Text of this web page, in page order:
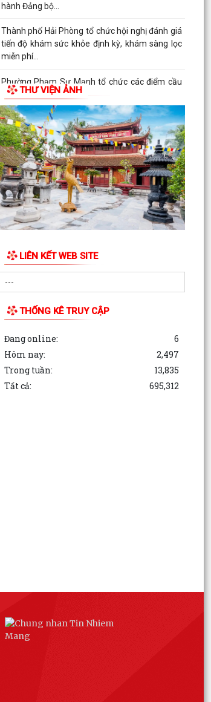
hành Đảng bộ...
Thành phố Hải Phòng tổ chức hội nghị đánh giá
tiến độ khám sức khỏe định kỳ, khám sàng lọc
miễn phí...
Phường Phạm Sư Mạnh tổ chức các điểm cầu
tham dự Hội nghị trực tuyến toàn quốc nghiên
cứu, học tập,...
THƯ VIỆN ẢNH
LIÊN KẾT WEB SITE
THỐNG KÊ TRUY CẬP
Đang online:
6
Hôm nay:
2,497
Trong tuần:
13,835
Tất cả:
695,312